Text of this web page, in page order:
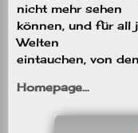
nicht mehr sehen
können, und für all
Welten
eintauchen, von
Homepage…